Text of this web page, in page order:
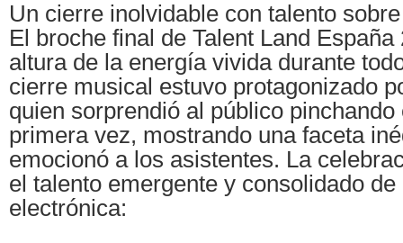
Un cierre inolvidable con talento
El broche final de Talent Land
altura de la energía vivida durante
cierre musical estuvo protagonizado
quien sorprendió al público pinchando
primera vez, mostrando una faceta
emocionó a los asistentes. La
el talento emergente y consolidado de
electrónica: